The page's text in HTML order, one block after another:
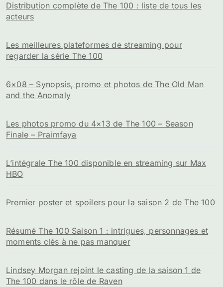
Distribution complète de The 100 : liste de tous les
acteurs
Les meilleures plateformes de streaming pour
regarder la série The 100
6×08 – Synopsis, promo et photos de The Old Man
and the Anomaly
Les photos promo du 4×13 de The 100 – Season
Finale – Praimfaya
L’intégrale The 100 disponible en streaming sur Max
HBO
Premier poster et spoilers pour la saison 2 de The 100
Résumé The 100 Saison 1 : intrigues, personnages et
moments clés à ne pas manquer
Lindsey Morgan rejoint le casting de la saison 1 de
The 100 dans le rôle de Raven